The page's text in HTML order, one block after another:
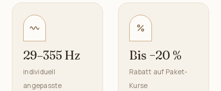
29–355 Hz
individuell
angepasste
Bis −20 %
Rabatt auf Paket-
Kurse